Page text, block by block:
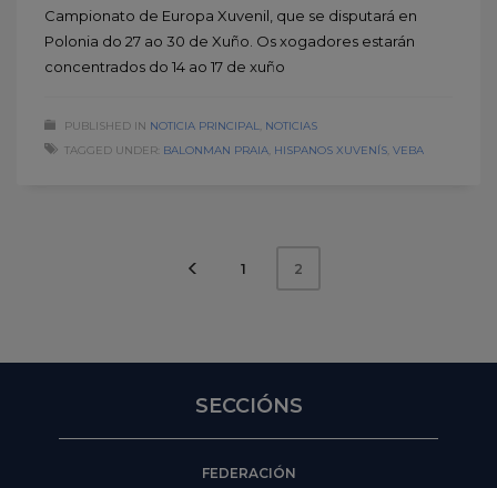
Campionato de Europa Xuvenil, que se disputará en
Polonia do 27 ao 30 de Xuño. Os xogadores estarán
concentrados do 14 ao 17 de xuño
PUBLISHED IN NOTICIA PRINCIPAL NOTICIAS
TAGGED UNDER: BALONMAN PRAIA HISPANOS XUVENÍS VEBA
1 2
SECCIÓNS
FEDERACIÓN